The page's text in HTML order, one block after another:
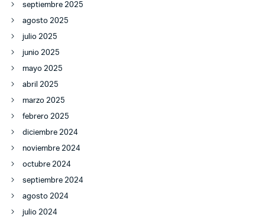
septiembre 2025
agosto 2025
julio 2025
junio 2025
mayo 2025
abril 2025
marzo 2025
febrero 2025
diciembre 2024
noviembre 2024
octubre 2024
septiembre 2024
agosto 2024
julio 2024